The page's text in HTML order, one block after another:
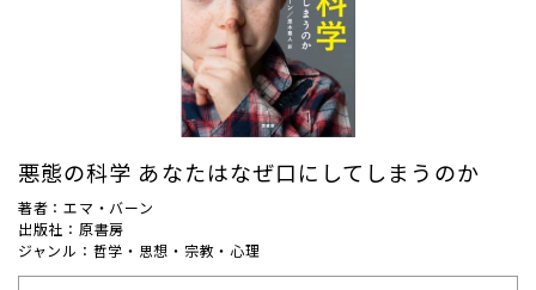
悪態の科学 あなたはなぜ口にしてしまうのか
著者：エマ・バーン
出版社：原書房
ジャンル：哲学・思想・宗教・心理